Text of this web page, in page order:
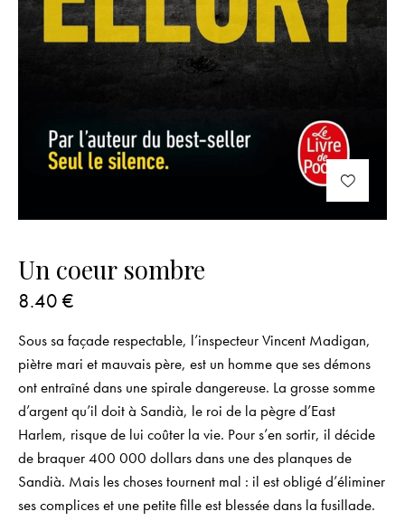
Un coeur sombre
8.40 €
Sous sa façade respectable, l’inspecteur Vincent Madigan,
piètre mari et mauvais père, est un homme que ses démons
ont entraîné dans une spirale dangereuse. La grosse somme
d’argent qu’il doit à Sandià, le roi de la pègre d’East
Harlem, risque de lui coûter la vie. Pour s’en sortir, il décide
de braquer 400 000 dollars dans une des planques de
Sandià. Mais les choses tournent mal : il est obligé d’éliminer
ses complices et une petite fille est blessée dans la fusillade.